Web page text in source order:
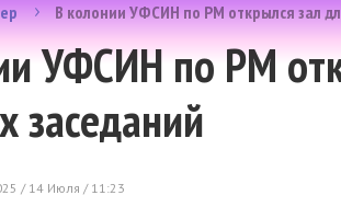
В колонии УФСИН по РМ открылся зал
УФСИН по РМ
заседаний
/ 14 Июля / 11:23